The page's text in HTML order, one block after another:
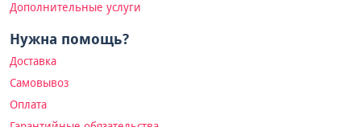
Дополнительные услуги
Нужна помощь?
Доставка
Самовывоз
Оплата